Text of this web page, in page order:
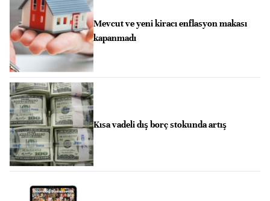
Mevcut ve yeni kiracı enflasyon makası
kapanmadı
Kısa vadeli dış borç stokunda artış